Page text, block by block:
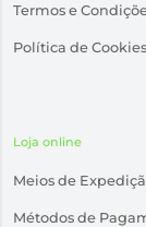
Termos e
Política de Cookies
Loja online
Meios de
Métodos de